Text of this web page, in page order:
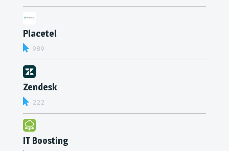
Placetel
989
Zendesk
222
IT Boosting